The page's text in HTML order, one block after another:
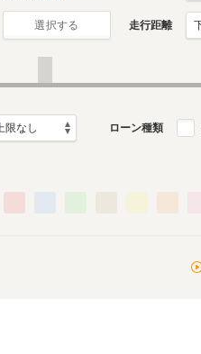
選択する 走行距離
ローン種類